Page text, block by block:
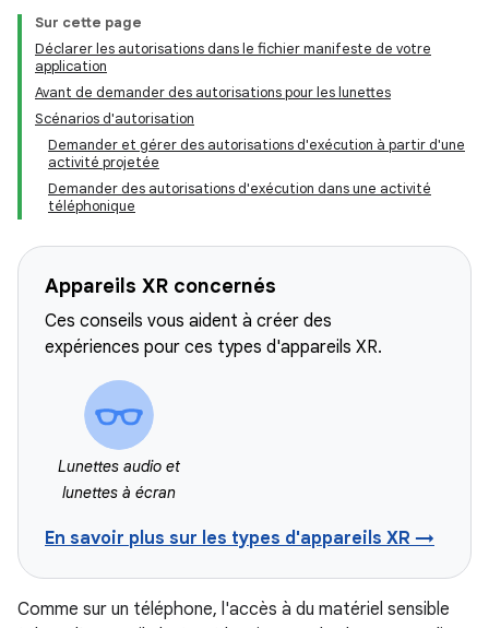
Sur cette page
Déclarer les autorisations dans le fichier manifeste de votre
application
Avant de demander des autorisations pour les lunettes
Scénarios d'autorisation
Demander et gérer des autorisations d'exécution à partir d'une
activité projetée
Demander des autorisations d'exécution dans une activité
téléphonique
Appareils XR concernés
Ces conseils vous aident à créer des
expériences pour ces types d'appareils XR.
Lunettes audio et
lunettes à écran
En savoir plus sur les types d'appareils XR →
Comme sur un téléphone, l'accès à du matériel sensible